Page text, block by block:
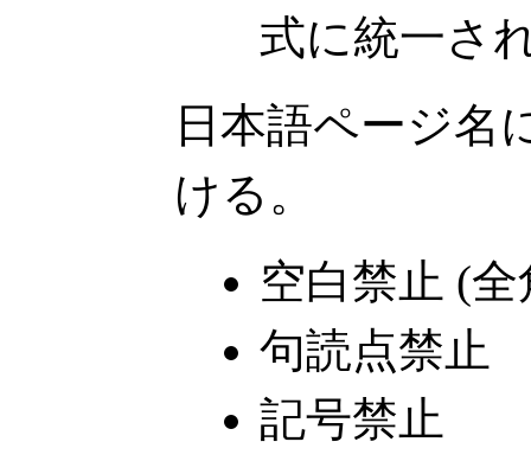
式に統一さ
日本語ページ名
ける。
空白禁止 (
句読点禁止
記号禁止